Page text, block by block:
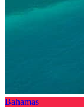
Bahamas